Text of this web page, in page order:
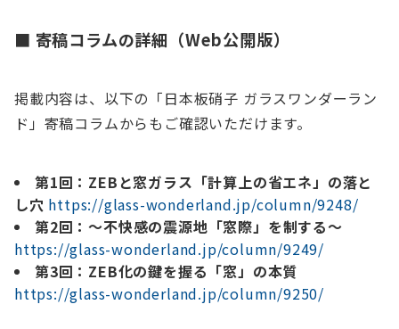
■ 寄稿コラムの詳細（Web公開版）
掲載内容は、以下の「日本板硝子 ガラスワンダーラン
ド」寄稿コラムからもご確認いただけます。
第1回：ZEBと窓ガラス「計算上の省エネ」の落と
し穴 https://glass-wonderland.jp/column/9248/
第2回：～不快感の震源地「窓際」を制する～
https://glass-wonderland.jp/column/9249/
第3回：ZEB化の鍵を握る「窓」の本質
https://glass-wonderland.jp/column/9250/